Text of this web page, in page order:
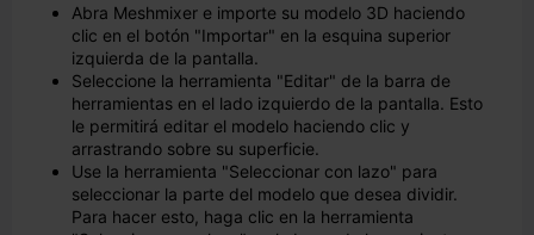
Abra Meshmixer e importe su modelo 3D haciendo
clic en el botón "Importar" en la esquina superior
izquierda de la pantalla.
Seleccione la herramienta "Editar" de la barra de
herramientas en el lado izquierdo de la pantalla. Esto
le permitirá editar el modelo haciendo clic y
arrastrando sobre su superficie.
Use la herramienta "Seleccionar con lazo" para
seleccionar la parte del modelo que desea dividir.
Para hacer esto, haga clic en la herramienta